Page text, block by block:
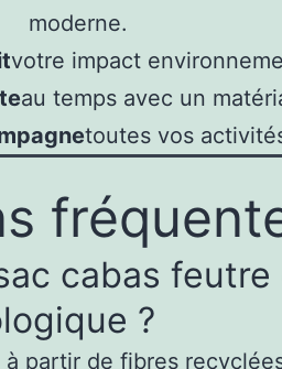
moderne.
votre impact
au temps avec un
toutes vos
cabas
?
partir de fibres